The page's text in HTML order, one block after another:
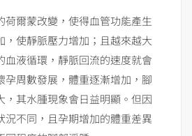
荷爾蒙改變，使得血管功能產生
，使靜脈壓力增加；且越來越大
血液循環，靜脈回流的速度就會
孕周數發展，體重逐漸增加，腳
，其水腫現象會日益明顯。但因
況不同，且孕期增加的體重差異